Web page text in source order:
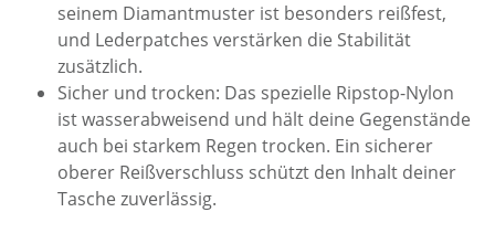
seinem Diamantmuster ist besonders reißfest,
und Lederpatches verstärken die Stabilität
zusätzlich.
Sicher und trocken: Das spezielle Ripstop-Nylon
ist wasserabweisend und hält deine Gegenstände
auch bei starkem Regen trocken. Ein sicherer
oberer Reißverschluss schützt den Inhalt deiner
Tasche zuverlässig.